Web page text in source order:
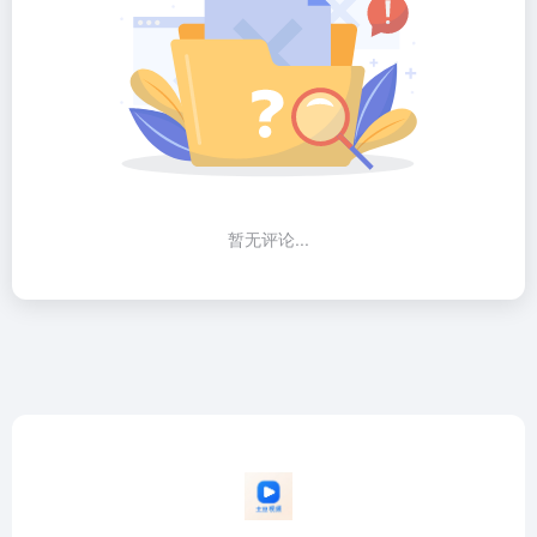
暂无评论...